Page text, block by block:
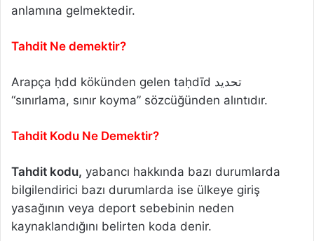
anlamına gelmektedir.
Tahdit Ne demektir?
Arapça ḥdd kökünden gelen taḥdīd تحديد
“sınırlama, sınır koyma” sözcüğünden alıntıdır.
Tahdit Kodu Ne Demektir?
Tahdit kodu, yabancı hakkında bazı durumlarda
bilgilendirici bazı durumlarda ise ülkeye giriş
yasağının veya deport sebebinin neden
kaynaklandığını belirten koda denir.